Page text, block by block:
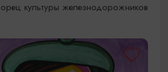
культуры железнодорожников